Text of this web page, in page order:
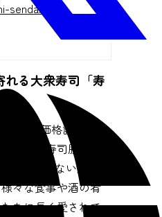
sendai-
れる大衆寿司「寿
という価格設定で、
なる「寿司勝」。
肩肘張らない庶民的
々な食事や酒の肴
ちに長く愛されて